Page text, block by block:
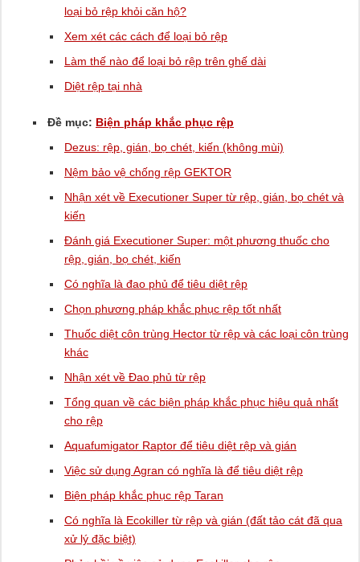
loại bỏ rệp khỏi căn hộ?
Xem xét các cách để loại bỏ rệp
Làm thế nào để loại bỏ rệp trên ghế dài
Diệt rệp tại nhà
Đề mục: Biện pháp khắc phục rệp
Dezus: rệp, gián, bọ chét, kiến ​​(không mùi)
Nệm bảo vệ chống rệp GEKTOR
Nhận xét về Executioner Super từ rệp, gián, bọ chét và
kiến
Đánh giá Executioner Super: một phương thuốc cho
rệp, gián, bọ chét, kiến
Có nghĩa là đao phủ để tiêu diệt rệp
Chọn phương pháp khắc phục rệp tốt nhất
Thuốc diệt côn trùng Hector từ rệp và các loại côn trùng
khác
Nhận xét về Đao phủ từ rệp
Tổng quan về các biện pháp khắc phục hiệu quả nhất
cho rệp
Aquafumigator Raptor để tiêu diệt rệp và gián
Việc sử dụng Agran có nghĩa là để tiêu diệt rệp
Biện pháp khắc phục rệp Taran
Có nghĩa là Ecokiller từ rệp và gián (đất tảo cát đã qua
xử lý đặc biệt)